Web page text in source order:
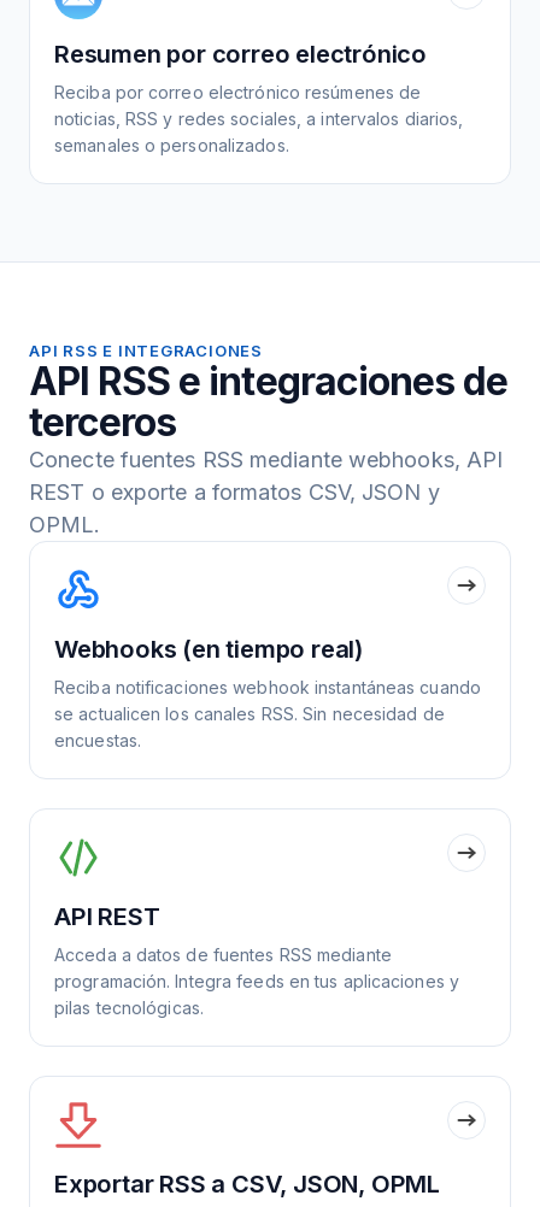
Resumen por correo electrónico
Reciba por correo electrónico resúmenes de
noticias, RSS y redes sociales, a intervalos diarios,
semanales o personalizados.
API RSS E INTEGRACIONES
API RSS e integraciones de
terceros
Conecte fuentes RSS mediante webhooks, API
REST o exporte a formatos CSV, JSON y
OPML.
Webhooks (en tiempo real)
Reciba notificaciones webhook instantáneas cuando
se actualicen los canales RSS. Sin necesidad de
encuestas.
API REST
Acceda a datos de fuentes RSS mediante
programación. Integra feeds en tus aplicaciones y
pilas tecnológicas.
Exportar RSS a CSV, JSON, OPML